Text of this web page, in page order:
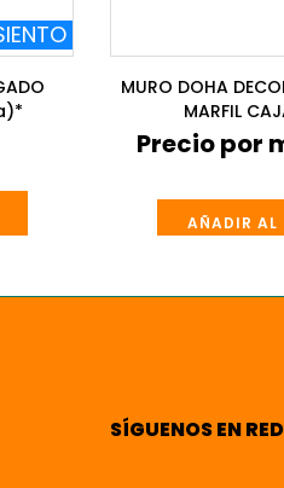
MURO DOHA
MARFIL
Precio por
AÑADIR AL
SÍGUENOS EN